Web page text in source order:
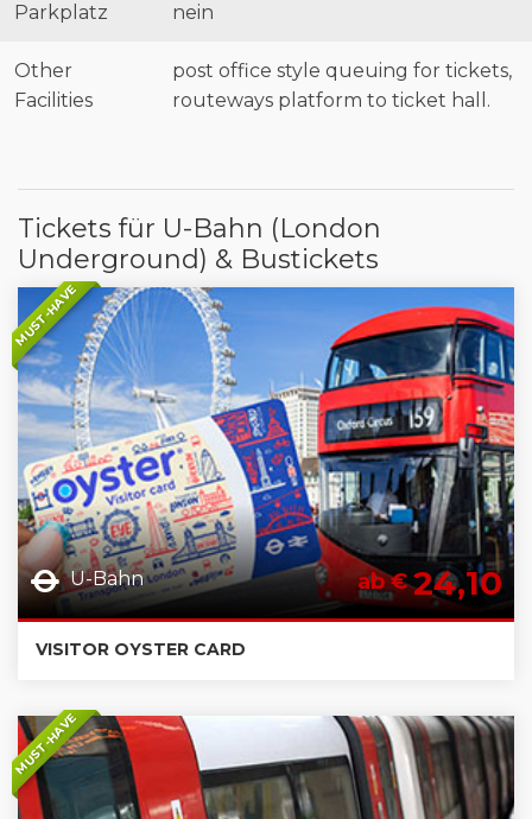
Parkplatz nein
Other
Facilities
post office style queuing for tickets,
routeways platform to ticket hall.
Tickets für U-Bahn (London
Underground) & Bustickets
MUST-HAVE
U-Bahn ab €24,10
VISITOR OYSTER CARD
MUST-HAVE